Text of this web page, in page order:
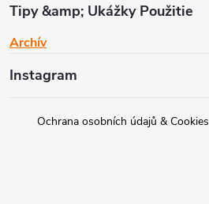
Tipy &amp; Ukážky Použitie
Archív
Instagram
Ochrana osobních údajů & Cookies